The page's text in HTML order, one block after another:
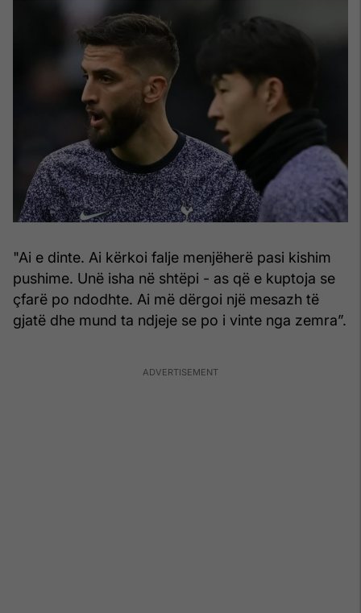
"Ai e dinte. Ai kërkoi falje menjëherë pasi kishim
pushime. Unë isha në shtëpi - as që e kuptoja se
çfarë po ndodhte. Ai më dërgoi një mesazh të
gjatë dhe mund ta ndjeje se po i vinte nga zemra”.